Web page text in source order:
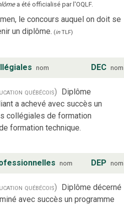
a été officialisé par l'OQLF.
le concours auquel on doit se
un diplôme. (inTLF)
nom DEC nom
québécois) Diplôme
a achevé avec succès un
collégiales de formation
formation technique.
nom DEP nom
québécois) Diplôme décerné
avec succès un programme